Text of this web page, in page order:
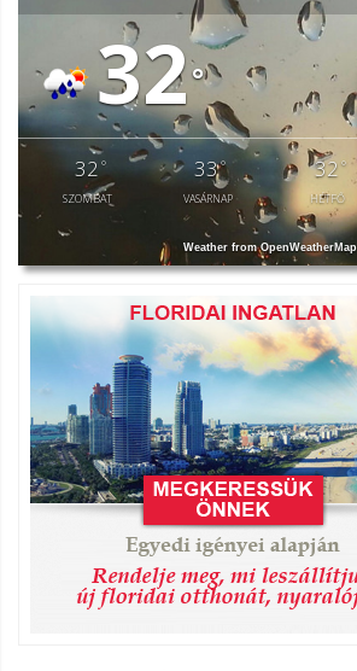
32°
32°
SZOMBAT
33°
VASÁRNAP
32 °
HÉTFŐ
Weather from OpenWeatherMap